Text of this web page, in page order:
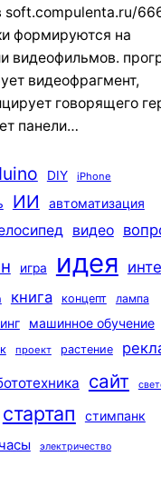
soft.compulenta.ru/
формируются на
видеофильмов.
видеофрагмент,
говорящего
панели…
DIY iPhone
ИИ автоматизация
видео
игра идея
книга концепт лампа
машинное обучение
проект растение
сайт
стартап стимпанк
часы электричество